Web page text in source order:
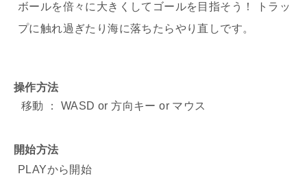
ボールを倍々に大きくしてゴールを目指そう！ トラッ
プに触れ過ぎたり海に落ちたらやり直しです。
操作方法
移動 ： WASD or 方向キー or マウス
開始方法
PLAYから開始